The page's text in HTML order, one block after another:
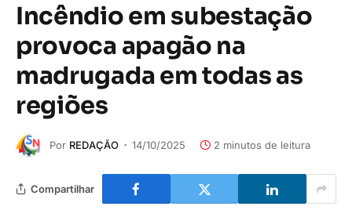
Incêndio em subestação
provoca apagão na
madrugada em todas as
regiões
Por REDAÇÃO 14/10/2025 2 minutos de leitura
Compartilhar